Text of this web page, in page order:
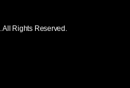
. All Rights Reserved.